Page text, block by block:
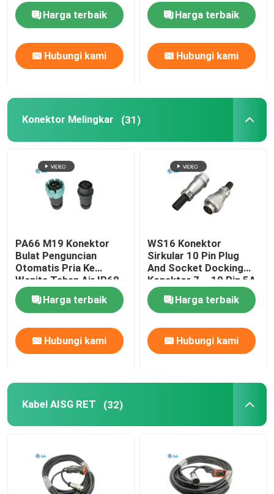
Harga terbaik
Hubungi kami
Harga terbaik
Hubungi kami
Konektor Melingkar (31)
PA66 M19 Konektor
Bulat Penguncian
Otomatis Pria Ke
Wanita Tahan Air IP68
Harga terbaik
Hubungi kami
WS16 Konektor
Sirkular 10 Pin Plug
And Socket Docking
Konektor 7 ~ 10 Pin 5A
400V
Harga terbaik
Hubungi kami
Kabel AISG RET (32)